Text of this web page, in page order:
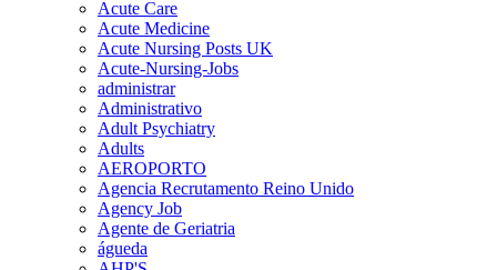
Acute Care
Acute Medicine
Acute Nursing Posts UK
Acute-Nursing-Jobs
administrar
Administrativo
Adult Psychiatry
Adults
AEROPORTO
Agencia Recrutamento Reino Unido
Agency Job
Agente de Geriatria
águeda